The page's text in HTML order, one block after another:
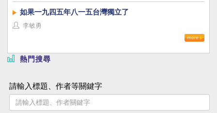
如果一九四五年八一五台灣獨立了
李敏勇
熱門搜尋
請輸入標題、作者等關鍵字